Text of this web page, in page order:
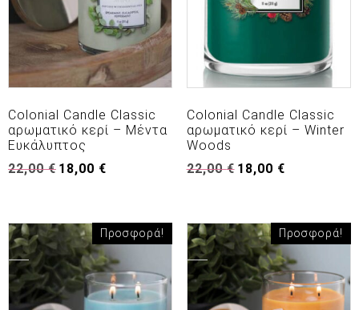
Colonial Candle Classic
αρωματικό κερί – Μέντα
Ευκάλυπτος
22,00€ Original
18,00 €
18,00 €.
Colonial Candle Classic
αρωματικό κερί – Winter
Woods
22,00€ Original
18,00 €Η
18,00 €.
Προσφορά! Προσφορά!